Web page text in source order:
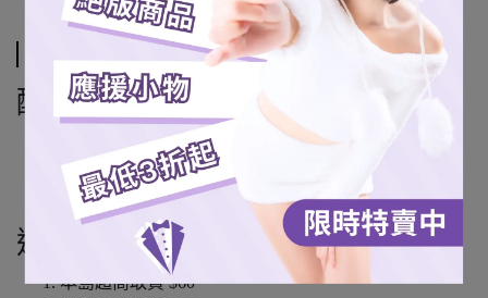
配送方式
7-11超商取貨
全家超商取貨 (僅限本島)
宅配通 (僅限本島)
運費說明
本島超商取貨 $60